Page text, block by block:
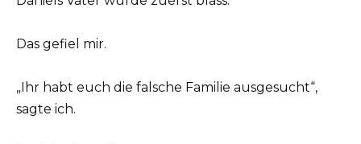
Das gefiel mir.
„Ihr habt euch die falsche Familie ausgesucht“,
sagte ich.